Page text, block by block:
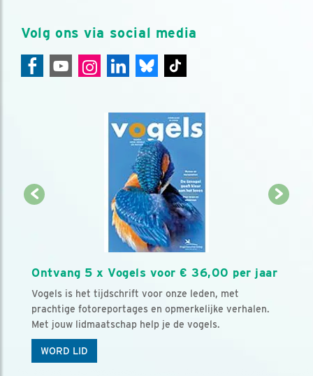
Volg ons via social media
Ontvang 5 x Vogels voor € 36,00 per jaar
Vogels is het tijdschrift voor onze leden, met
prachtige fotoreportages en opmerkelijke verhalen.
Met jouw lidmaatschap help je de vogels.
WORD LID